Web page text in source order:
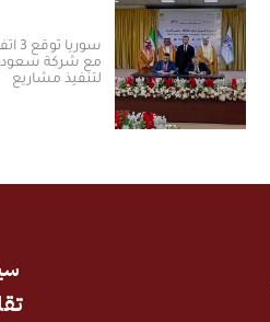
سوريا
مع شركة
لتنفيذ مشاريع